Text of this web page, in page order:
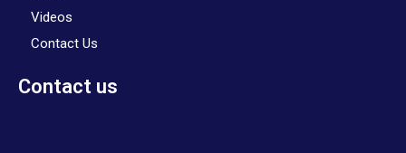
Videos
Contact Us
Contact us